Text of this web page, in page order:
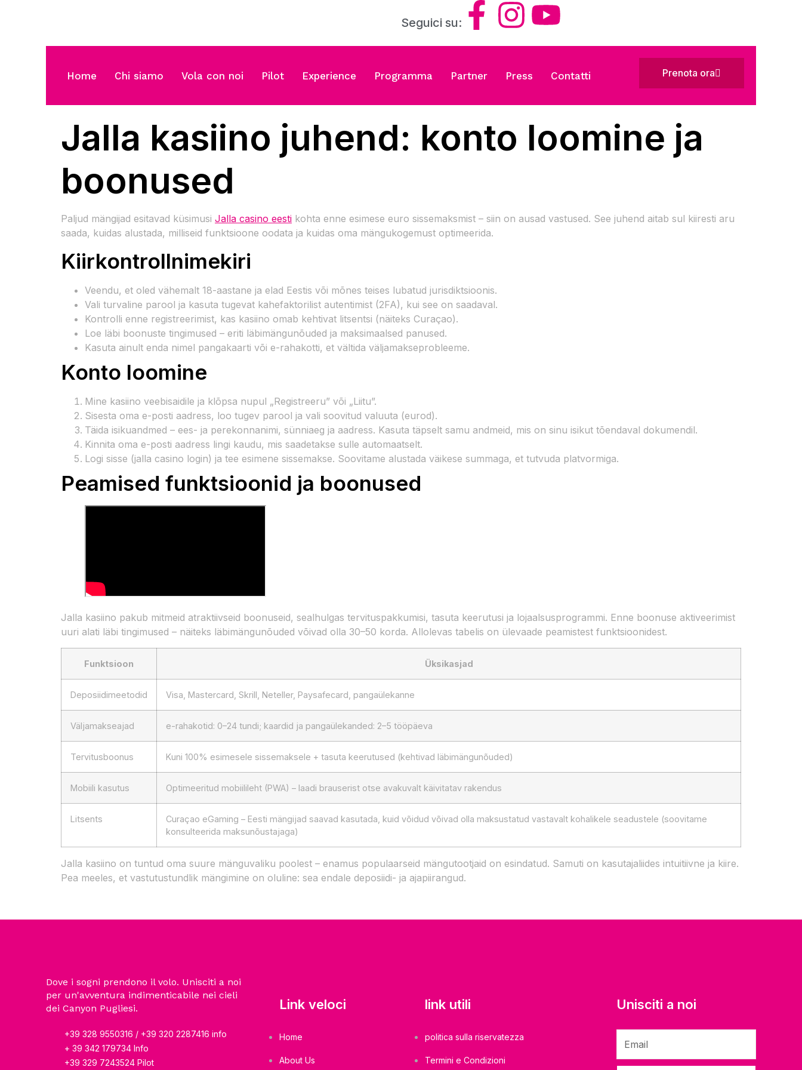
Seguici su:
Home Chi siamo Vola con noi Pilot Experience Programma Partner Press Contatti Prenota ora
Jalla kasiino juhend: konto loomine ja
boonused
Paljud mängijad esitavad küsimusi Jalla casino eesti kohta enne esimese euro sissemaksmist – siin on ausad vastused. See juhend aitab sul kiiresti aru
saada, kuidas alustada, milliseid funktsioone oodata ja kuidas oma mängukogemust optimeerida.
Kiirkontrollnimekiri
Veendu, et oled vähemalt 18-aastane ja elad Eestis või mõnes teises lubatud jurisdiktsioonis.
Vali turvaline parool ja kasuta tugevat kahefaktorilist autentimist (2FA), kui see on saadaval.
Kontrolli enne registreerimist, kas kasiino omab kehtivat litsentsi (näiteks Curaçao).
Loe läbi boonuste tingimused – eriti läbimängunõuded ja maksimaalsed panused.
Kasuta ainult enda nimel pangakaarti või e-rahakotti, et vältida väljamakseprobleeme.
Konto loomine
Mine kasiino veebisaidile ja klõpsa nupul „Registreeru” või „Liitu”.
Sisesta oma e-posti aadress, loo tugev parool ja vali soovitud valuuta (eurod).
Täida isikuandmed – ees- ja perekonnanimi, sünniaeg ja aadress. Kasuta täpselt samu andmeid, mis on sinu isikut tõendaval dokumendil.
Kinnita oma e-posti aadress lingi kaudu, mis saadetakse sulle automaatselt.
Logi sisse (jalla casino login) ja tee esimene sissemakse. Soovitame alustada väikese summaga, et tutvuda platvormiga.
Peamised funktsioonid ja boonused
Jalla kasiino pakub mitmeid atraktiivseid boonuseid, sealhulgas tervituspakkumisi, tasuta keerutusi ja lojaalsusprogrammi. Enne boonuse aktiveerimist
uuri alati läbi tingimused – näiteks läbimängunõuded võivad olla 30–50 korda. Allolevas tabelis on ülevaade peamistest funktsioonidest.
Funktsioon Üksikasjad
Deposiidimeetodid Visa, Mastercard, Skrill, Neteller, Paysafecard, pangaülekanne
Väljamakseajad e-rahakotid: 0–24 tundi; kaardid ja pangaülekanded: 2–5 tööpäeva
Tervitusboonus Kuni 100% esimesele sissemaksele + tasuta keerutused (kehtivad läbimängunõuded)
Mobiili kasutus Optimeeritud mobiilileht (PWA) – laadi brauserist otse avakuvalt käivitatav rakendus
Litsents
Curaçao eGaming – Eesti mängijad saavad kasutada, kuid võidud võivad olla maksustatud vastavalt kohalikele seadustele (soovitame
konsulteerida maksunõustajaga)
Jalla kasiino on tuntud oma suure mänguvaliku poolest – enamus populaarseid mängutootjaid on esindatud. Samuti on kasutajaliides intuitiivne ja kiire.
Pea meeles, et vastutustundlik mängimine on oluline: sea endale deposiidi- ja ajapiirangud.
Dove i sogni prendono il volo. Unisciti a noi
per un'avventura indimenticabile nei cieli
dei Canyon Pugliesi.
+39 328 9550316 / +39 320 2287416 info
+ 39 342 179734 Info
+39 329 7243524 Pilot
Link veloci
Home
About Us
link utili
politica sulla riservatezza
Termini e Condizioni
Unisciti a noi